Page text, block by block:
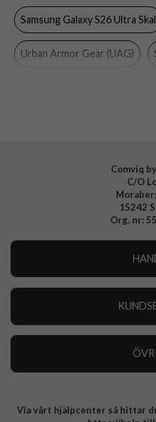
Färg
Material
Varumärke
Samsung Galaxy S26 Ultra Skal
Urban Armor Gear (UAG)
Comviq
C/O
15242
Org. nr:
Integritetspolicy
Via vårt hjälpcenter så hittar